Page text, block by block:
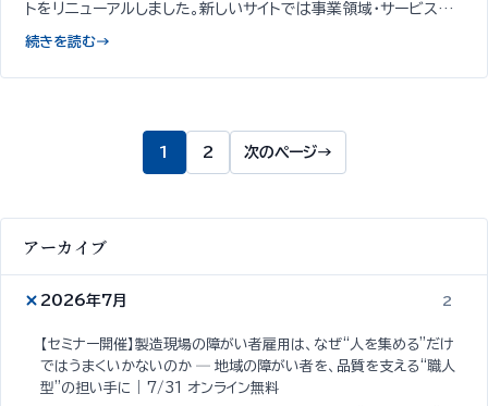
トをリニューアルしました。新しいサイトでは事業領域・サービスの
全体像を一覧でご確認いただけます。
続きを読む→
1 2 次のページ→
アーカイブ
2026年7月 2
【セミナー開催】製造現場の障がい者雇用は、なぜ“人を集める”だけ
ではうまくいかないのか ─ 地域の障がい者を、品質を支える“職人
型”の担い手に｜7/31 オンライン無料